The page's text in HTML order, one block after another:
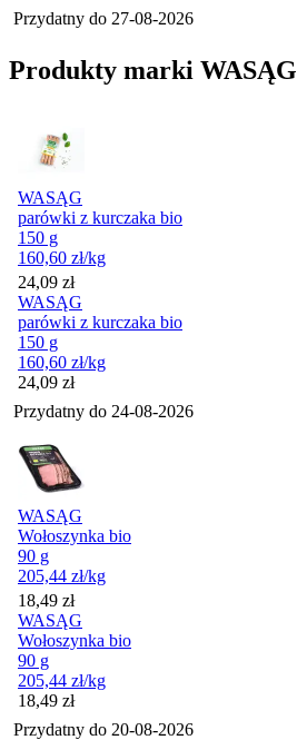
Przydatny do 27-08-2026
Produkty marki WASĄG
WASĄG
parówki z kurczaka bio
150 g
160,60 zł/kg
Cena
24,09 zł
WASĄG
parówki z kurczaka bio
150 g
160,60 zł/kg
Cena
24,09 zł
Przydatny do 24-08-2026
WASĄG
Wołoszynka bio
90 g
205,44 zł/kg
Cena
18,49 zł
WASĄG
Wołoszynka bio
90 g
205,44 zł/kg
Cena
18,49 zł
Przydatny do 20-08-2026